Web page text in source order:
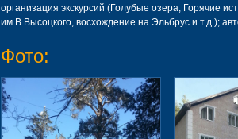
организация экскурсий (Голубые озера, Горячие
им.В.Высоцкого, восхождение на Эльбрус и т.д.);
Фото: